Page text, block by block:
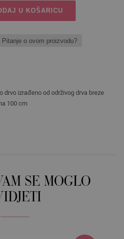
U KOŠARICU
Pitanje o ovom proizvodu?
drvo izrađeno od održivog drva breze
100 cm
SE MOGLO